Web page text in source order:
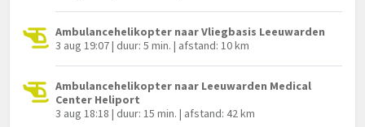
Ambulancehelikopter naar Vliegbasis Leeuwarden
3 aug 19:07 | duur: 5 min. | afstand: 10 km
Ambulancehelikopter naar Leeuwarden Medical
Center Heliport
3 aug 18:18 | duur: 15 min. | afstand: 42 km